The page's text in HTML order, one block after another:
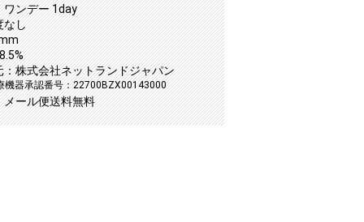
ワンデー 1day
なし
：株式会社ネットランドジャパン
機器承認番号：22700BZX00143000
メール便送料無料